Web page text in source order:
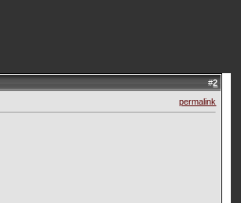
#2
permalink